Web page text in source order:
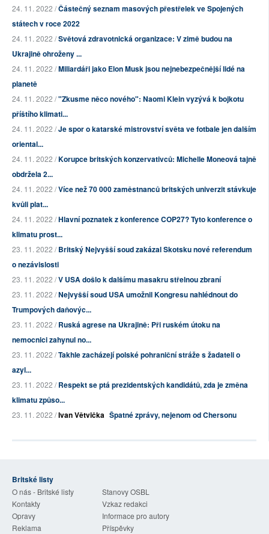
24. 11. 2022 /Částečný seznam masových přestřelek ve Spojených
státech v roce 2022
24. 11. 2022 /Světová zdravotnická organizace: V zimě budou na
Ukrajině ohroženy ...
24. 11. 2022 /Miliardáři jako Elon Musk jsou nejnebezpečnější lidé na
planetě
24. 11. 2022 /"Zkusme něco nového": Naomi Klein vyzývá k bojkotu
příštího klimati...
24. 11. 2022 /Je spor o katarské mistrovství světa ve fotbale jen dalším
oriental...
24. 11. 2022 /Korupce britských konzervativců: Michelle Moneová tajně
obdržela 2...
24. 11. 2022 /Více než 70 000 zaměstnanců britských univerzit stávkuje
kvůli plat...
24. 11. 2022 /Hlavní poznatek z konference COP27? Tyto konference o
klimatu prost...
23. 11. 2022 /Britský Nejvyšší soud zakázal Skotsku nové referendum
o nezávislosti
23. 11. 2022 /V USA došlo k dalšímu masakru střelnou zbraní
23. 11. 2022 /Nejvyšší soud USA umožnil Kongresu nahlédnout do
Trumpových daňovýc...
23. 11. 2022 /Ruská agrese na Ukrajině: Při ruském útoku na
nemocnici zahynul no...
23. 11. 2022 /Takhle zacházejí polské pohraniční stráže s žadateli o
azyl...
23. 11. 2022 /Respekt se ptá prezidentských kandidátů, zda je změna
klimatu způso...
23. 11. 2022 /Ivan Větvička Špatné zprávy, nejenom od Chersonu
Britské listy
O nás - Britské listy
Stanovy OSBL
Kontakty
Vzkaz redakci
Opravy
Informace pro autory
Reklama
Příspěvky